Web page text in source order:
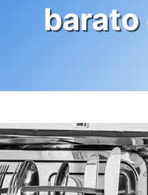
barato